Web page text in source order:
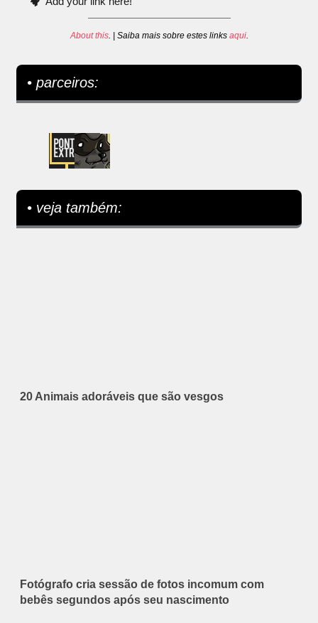
About this. | Saiba mais sobre estes links aqui.
• parceiros:
• veja também:
20 Animais adoráveis que são vesgos
Fotógrafo cria sessão de fotos incomum com
bebês segundos após seu nascimento